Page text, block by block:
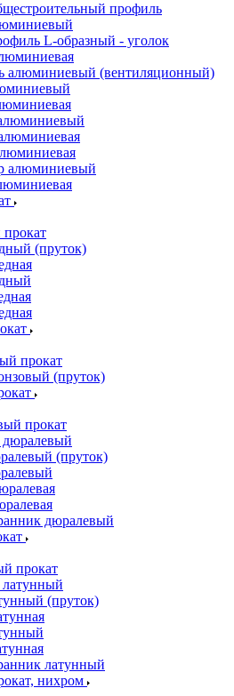
профиль
L-образный - уголок
алюминиевый (вентиляционный)
алюминиевый
(пруток)
прокат
(пруток)
прокат
дюралевый
(пруток)
дюралевый
прокат
латунный
(пруток)
латунный
нихром